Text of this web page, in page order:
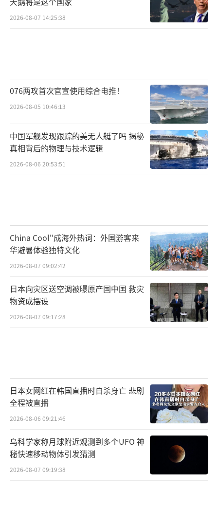
2026-08-07 14:25:38
076两攻首次官宣使用综合电推！
2026-08-05 10:46:13
中国军舰发现跟踪的美无人艇了吗 揭秘
真相背后的物理与技术逻辑
2026-08-06 20:53:51
China Cool"成海外热词：外国游客来
华避暑体验独特文化
2026-08-07 09:02:42
日本向灾区送空调被曝原产国中国 救灾
物资成摆设
2026-08-07 09:17:28
日本女网红在韩国直播时自杀身亡 悲剧
全程被直播
2026-08-06 09:21:46
乌科学家称月球附近观测到多个UFO 神
秘快速移动物体引发猜测
2026-08-07 09:19:38